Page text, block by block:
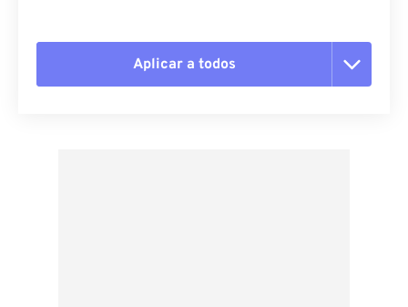
Aplicar a todos